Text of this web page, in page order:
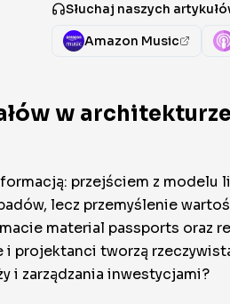
Słuchaj naszych
Amazon Music
w
przejściem z modelu
lecz przemyślenie
material passports oraz
projektanci tworzą
i zarządzania inwestycjami?